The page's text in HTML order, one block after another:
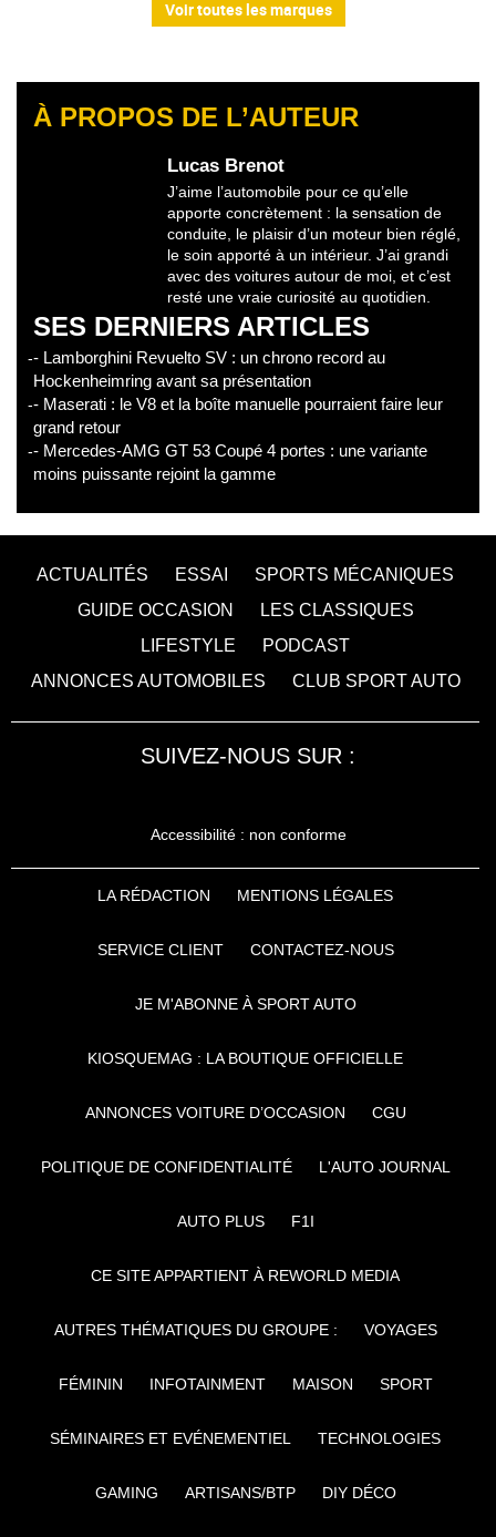
Voir toutes les marques
À PROPOS DE L’AUTEUR
Lucas Brenot
J’aime l’automobile pour ce qu’elle
apporte concrètement : la sensation de
conduite, le plaisir d’un moteur bien réglé,
le soin apporté à un intérieur. J’ai grandi
avec des voitures autour de moi, et c’est
resté une vraie curiosité au quotidien.
SES DERNIERS ARTICLES
- Lamborghini Revuelto SV : un chrono record au
Hockenheimring avant sa présentation
- Maserati : le V8 et la boîte manuelle pourraient faire leur
grand retour
- Mercedes-AMG GT 53 Coupé 4 portes : une variante
moins puissante rejoint la gamme
ACTUALITÉS ESSAI
SPORTS MÉCANIQUES
GUIDE OCCASION
LES CLASSIQUES
LIFESTYLE
PODCAST
ANNONCES AUTOMOBILES
CLUB SPORT AUTO
SUIVEZ-NOUS SUR :
Accessibilité : non conforme
LA RÉDACTION MENTIONS LÉGALES
SERVICE CLIENT CONTACTEZ-NOUS
JE M'ABONNE À SPORT AUTO
KIOSQUEMAG : LA BOUTIQUE OFFICIELLE
ANNONCES VOITURE D’OCCASION CGU
POLITIQUE DE CONFIDENTIALITÉ L'AUTO JOURNAL
AUTO PLUS F1I
CE SITE APPARTIENT À REWORLD MEDIA
AUTRES THÉMATIQUES DU GROUPE : VOYAGES
FÉMININ INFOTAINMENT MAISON SPORT
SÉMINAIRES ET EVÉNEMENTIEL TECHNOLOGIES
GAMING ARTISANS/BTP DIY DÉCO